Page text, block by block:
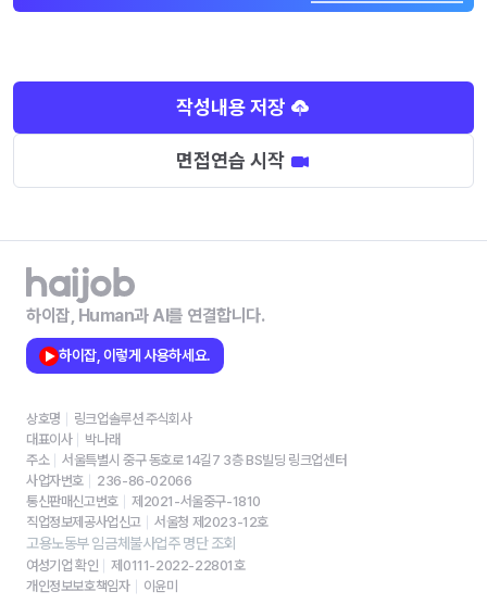
작성내용 저장
면접연습 시작
하이잡, Human과 AI를 연결합니다.
하이잡, 이렇게 사용하세요.
상호명
링크업솔루션 주식회사
대표이사
박나래
주소
서울특별시 중구 동호로 14길7 3층 BS빌딩 링크업센터
사업자번호
236-86-02066
통신판매신고번호
제2021-서울중구-1810
직업정보제공사업신고
서울청 제2023-12호
고용노동부 임금체불사업주 명단 조회
여성기업 확인
제0111-2022-22801호
개인정보보호책임자
이윤미